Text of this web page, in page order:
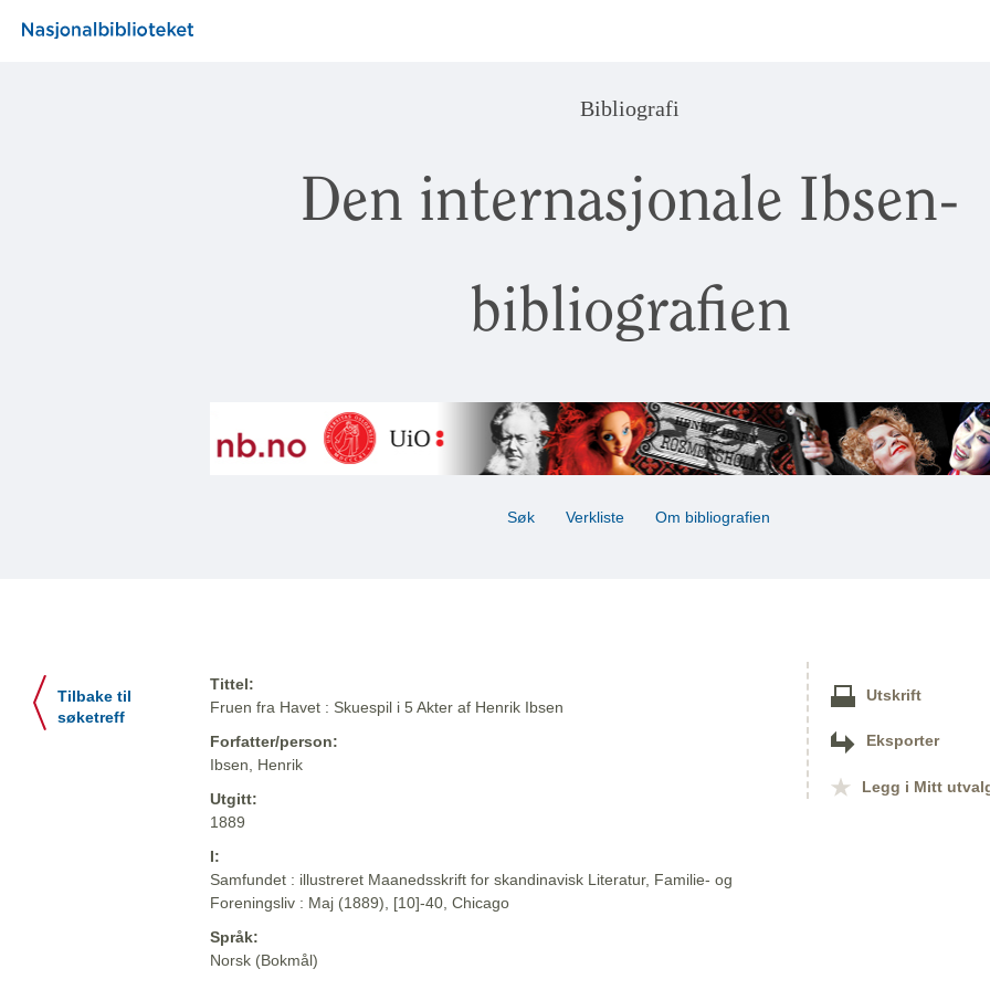
Bibliografi
Den internasjonale Ibsen-
bibliografien
Søk Verkliste Om bibliografien
Tilbake til
søketreff
Tittel:
Fruen fra Havet : Skuespil i 5 Akter af Henrik Ibsen
Forfatter/person:
Ibsen, Henrik
Utgitt:
1889
I:
Samfundet : illustreret Maanedsskrift for skandinavisk Literatur, Familie- og
Foreningsliv : Maj (1889), [10]-40, Chicago
Språk:
Norsk (Bokmål)
Utskrift
Eksporter
Legg i Mitt